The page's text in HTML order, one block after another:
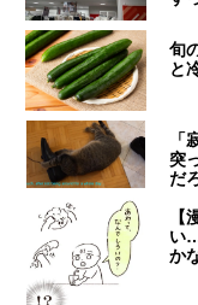
旬
と
突
だ
い
か